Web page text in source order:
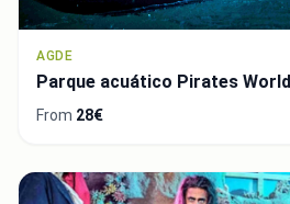
AGDE
Parque acuático Pirates World
From 28€